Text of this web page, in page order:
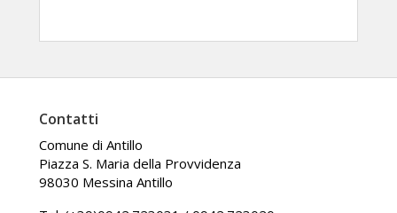
Contatti
Comune di Antillo
Piazza S. Maria della Provvidenza
98030 Messina Antillo